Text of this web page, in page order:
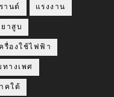
านต์ แรงงาน
ยาสูบ
รื่องใช้ไฟฟ้า
างเพศ
คใต้